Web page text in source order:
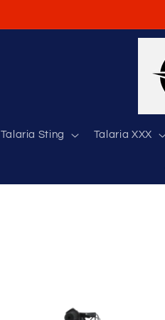
Talaria Sting Talaria XXX